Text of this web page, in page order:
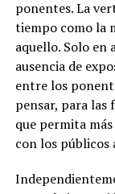
ponentes. La
tiempo como la
aquello. Solo en
ausencia de
entre los
pensar, para
que permita
con los públicos